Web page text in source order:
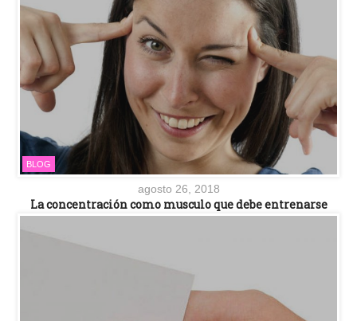
BLOG
agosto 26, 2018
La concentración como musculo que debe entrenarse